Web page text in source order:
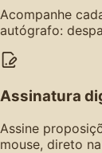
Acompanhe
autógrafo:
Assinatura
Assine
mouse, direto